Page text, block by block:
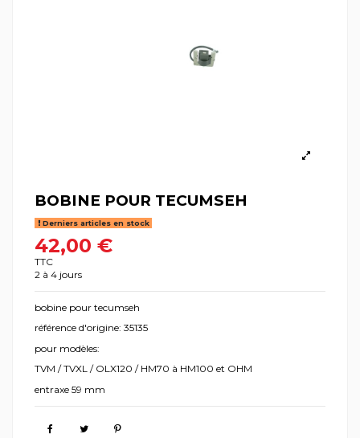
BOBINE POUR TECUMSEH
Derniers articles en stock
42,00 €
TTC
2 à 4 jours
bobine pour tecumseh
référence d'origine: 35135
pour modèles:
TVM / TVXL / OLX120 / HM70 à HM100 et OHM
entraxe 59 mm